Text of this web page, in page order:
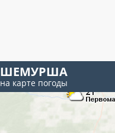
ШЕМУРША
на карте погоды